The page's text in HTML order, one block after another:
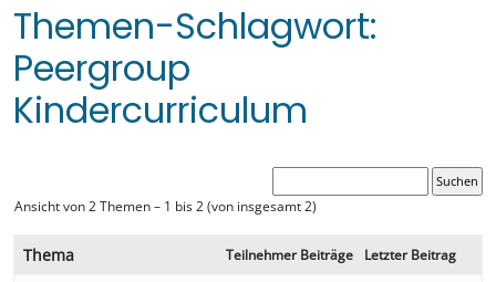
Themen-Schlagwort:
Peergroup
Kindercurriculum
Ansicht von 2 Themen – 1 bis 2 (von insgesamt 2)
Thema Teilnehmer Beiträge Letzter Beitrag